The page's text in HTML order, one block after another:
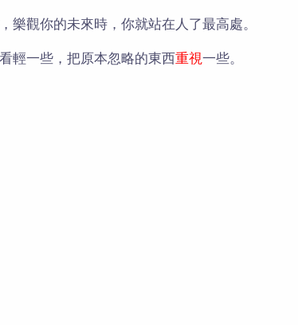
樂觀你的未來時，你就站在人了最高處。
輕一些，把原本忽略的東西重視一些。